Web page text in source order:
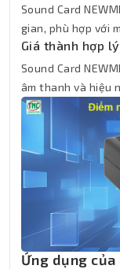
Sound Card
gian, phù hợp với
Giá thành hợp lý
Sound Card
âm thanh và hiệu
Ứng dụng của